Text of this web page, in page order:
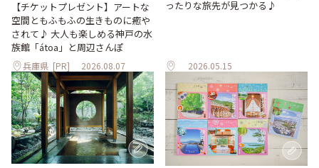
【チケットプレゼント】アートな
空間ともふもふの生きものに癒や
されて♪ 大人も楽しめる神戸の水
族館「átoa」と周辺さんぽ
兵庫県 [PR] 2026.08.07
ったりな旅先が見つかる♪
2026.05.15